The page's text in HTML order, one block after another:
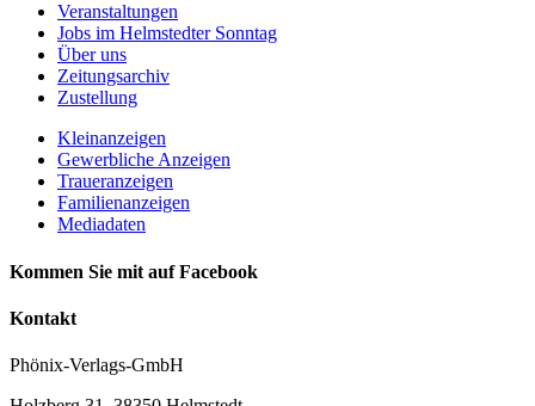
Veranstaltungen
Jobs im Helmstedter Sonntag
Über uns
Zeitungsarchiv
Zustellung
Kleinanzeigen
Gewerbliche Anzeigen
Traueranzeigen
Familienanzeigen
Mediadaten
Kommen Sie mit auf Facebook
Kontakt
Phönix-Verlags-GmbH